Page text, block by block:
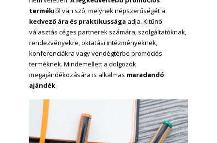
termékről van szó, melynek népszerűségét a
kedvező ára és praktikussága adja. Kitűnő
választás céges partnerek számára, szolgáltatóknak,
rendezvényekre, oktatási intézményeknek,
konferenciákra vagy vendégtérbe promóciós
terméknek. Mindemellett a dolgozók
megajándékozására is alkalmas maradandó
ajándék.